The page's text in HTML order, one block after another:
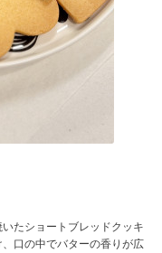
たショートブレッドクッキ
口の中でバターの香りが広